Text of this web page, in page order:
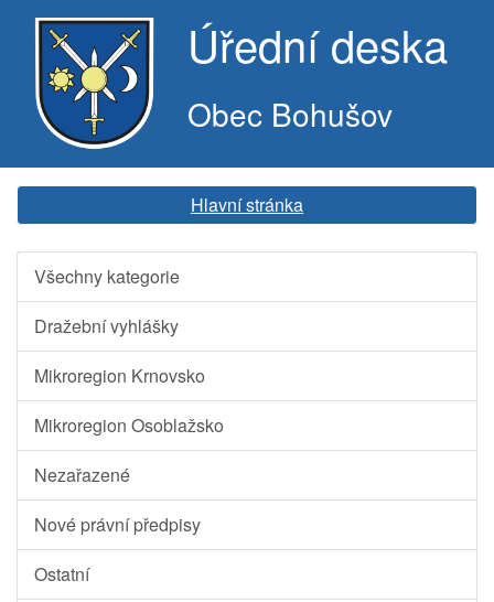
Úřední deska
Obec Bohušov
Hlavní stránka
Všechny kategorie
Dražební vyhlášky
Mikroregion Krnovsko
Mikroregion Osoblažsko
Nezařazené
Nové právní předpisy
Ostatní